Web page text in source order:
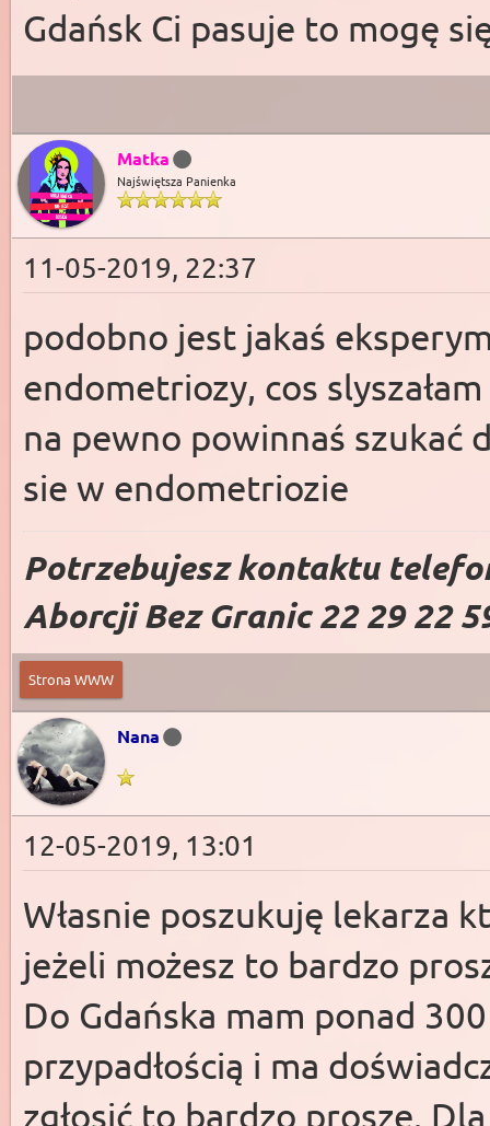
Gdańsk Ci pasuje to mogę
Matka
Najświętsza Panienka
11-05-2019, 22:37
podobno jest jakaś
endometriozy, cos
na pewno powinnaś szukać
sie w endometriozie
Potrzebujesz kontaktu
Aborcji Bez Granic 22 29 22
Strona WWW
Nana
12-05-2019, 13:01
Własnie poszukuję lekarza
jeżeli możesz to bardzo
Do Gdańska mam ponad
przypadłością i ma
zgłosić to bardzo proszę.